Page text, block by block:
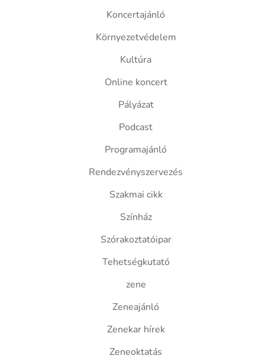
Koncertajánló
Környezetvédelem
Kultúra
Online koncert
Pályázat
Podcast
Programajánló
Rendezvényszervezés
Szakmai cikk
Színház
Szórakoztatóipar
Tehetségkutató
zene
Zeneajánló
Zenekar hírek
Zeneoktatás